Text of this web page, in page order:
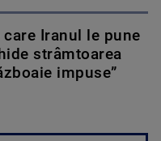
Iranul le pune
strâmtoarea
impuse”